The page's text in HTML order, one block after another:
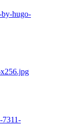
by-hugo-
7311-